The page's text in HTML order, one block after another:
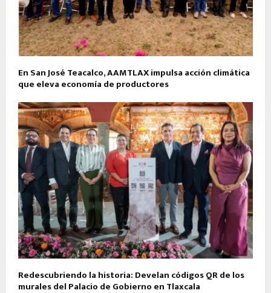
En San José Teacalco, AAMTLAX impulsa acción climática
que eleva economía de productores
Redescubriendo la historia: Develan códigos QR de los
murales del Palacio de Gobierno en Tlaxcala